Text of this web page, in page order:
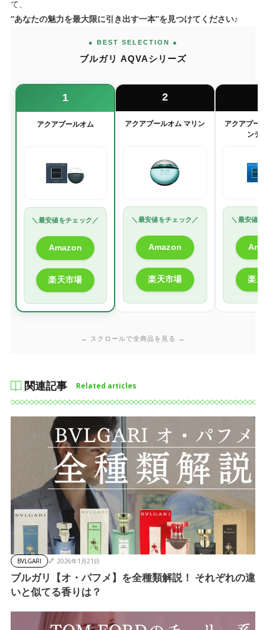
て、
“あなたの魅力を最大限に引き出す一本”を見つけてください♪
● BEST SELECTION ●
ブルガリ AQVAシリーズ
1
アクアプールオム
＼最安値をチェック／
Amazon
楽天市場
2
アクアプールオム マリン
＼最安値をチェック／
Amazon
楽天市場
アクアプー
ンテ
＼最安値
楽
← スクロールで全商品を見る →
関連記事 Related articles
BVLGARI 2026年1月21日
ブルガリ【オ・パフメ】を全種類解説！ それぞれの違
いと似てる香りは？